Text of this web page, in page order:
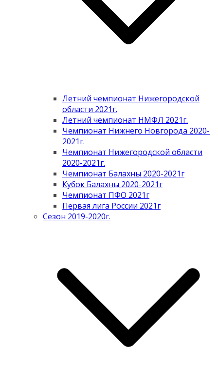
Летний чемпионат Нижегородской
области 2021г.
Летний чемпионат НМФЛ 2021г.
Чемпионат Нижнего Новгорода 2020-
2021г.
Чемпионат Нижегородской области
2020-2021г.
Чемпионат Балахны 2020-2021г
Кубок Балахны 2020-2021г
Чемпионат ПФО 2021г
Первая лига России 2021г
Сезон 2019-2020г.